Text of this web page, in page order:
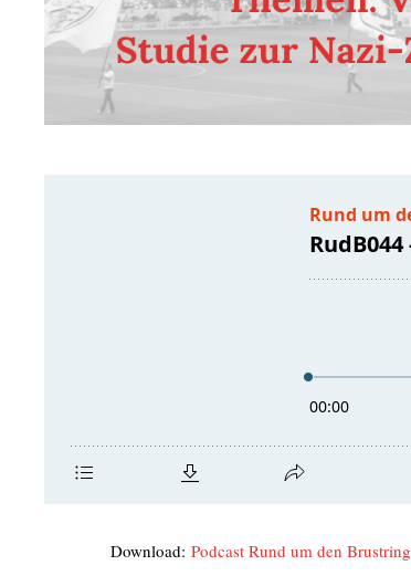
Down­load: Pod­cast Rund um den Brust­ring